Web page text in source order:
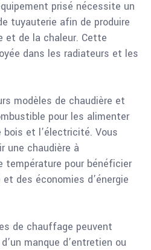
prisé nécessite un
tuyauterie afin de produire
et de la chaleur. Cette
dans les radiateurs et les
modèles de chaudière et
pour les alimenter
et l’électricité. Vous
une chaudière à
température pour bénéficier
des économies d’énergie
de chauffage peuvent
manque d’entretien ou